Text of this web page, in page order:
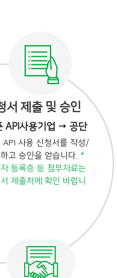
서 제출 및 승인
API사용기업 → 공단
API 사용 신청서를 작성/
고 승인을 얻습니다. *
등록증 등 첨부자료는
제출처에 확인 바랍니